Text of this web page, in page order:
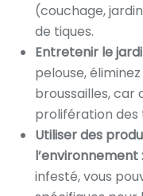
(couchage,
de tiques.
Entretenir le
pelouse,
broussailles, car
prolifération des
Utiliser des
l’environnement :
infesté, vous